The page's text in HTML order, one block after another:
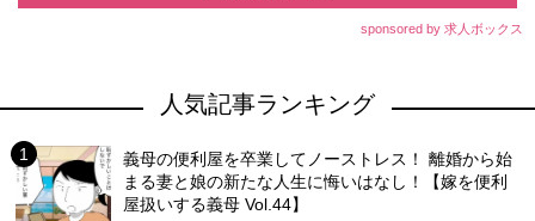
sponsored by 求人ボックス
人気記事ランキング
義母の便利屋を卒業してノーストレス！ 離婚から始
まる妻と娘の新たな人生に悔いはなし！【嫁を便利
屋扱いする義母 Vol.44】